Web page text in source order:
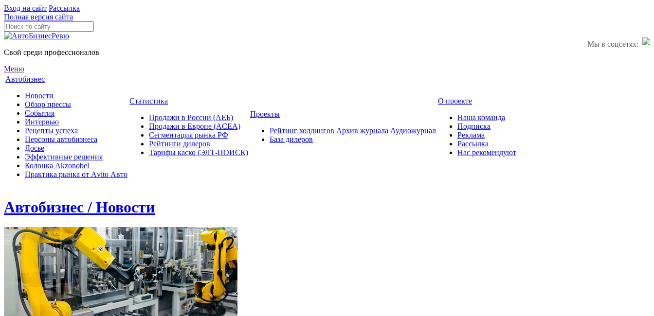
Вход на сайт Рассылка
Полная версия сайта
Мы в соцсетях:
Свой среди профессионалов
Меню
Автобизнес
Новости
Обзор прессы
События
Интервью
Рецепты успеха
Персоны автобизнеса
Досье
Эффективные решения
Колонка Akzonobel
Практика рынка от Аvito Авто
Статистика
Продажи в России (АЕБ)
Продажи в Европе (ACEA)
Сегментация рынка РФ
Рейтинги дилеров
Тарифы каско (ЭЛТ-ПОИСК)
Проекты
Рейтинг холдингов
База дилеров
Архив журнала Аудиожурнал
О проекте
Наша команда
Подписка
Реклама
Рассылка
Нас рекомендуют
Автобизнес / Новости